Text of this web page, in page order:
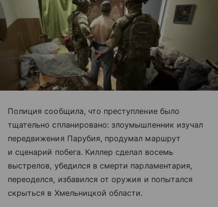
Полиция сообщила, что преступление было
тщательно спланировано: злоумышленник изучал
передвижения Парубия, продумал маршрут
и сценарий побега. Киллер сделал восемь
выстрелов, убедился в смерти парламентария,
переоделся, избавился от оружия и попытался
скрыться в Хмельницкой области.